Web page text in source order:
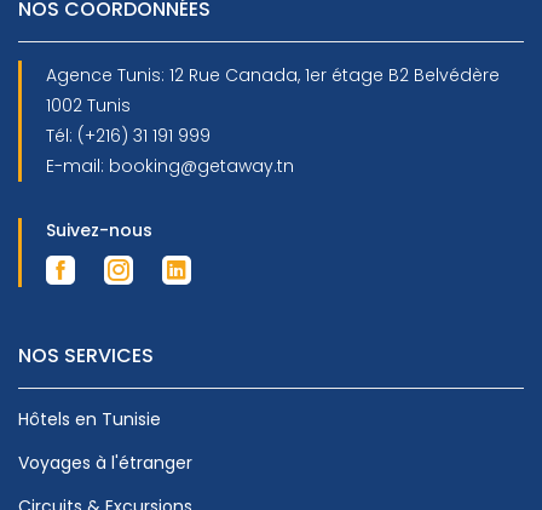
NOS COORDONNÉES
Agence Tunis: 12 Rue Canada, 1er étage B2 Belvédère
1002 Tunis
Tél: (+216) 31 191 999
E-mail: booking@getaway.tn
Suivez-nous
NOS SERVICES
Hôtels en Tunisie
Voyages à l'étranger